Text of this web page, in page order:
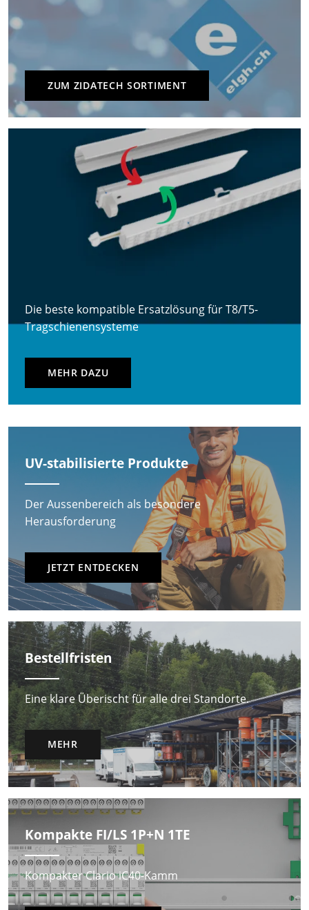
ZUM ZIDATECH SORTIMENT
Die beste kompatible Ersatzlösung für T8/T5-
Tragschienensysteme
MEHR DAZU
UV-stabilisierte Produkte
Der Aussenbereich als besondere
Herausforderung
JETZT ENTDECKEN
Bestellfristen
Eine klare Überischt für alle drei Standorte.
MEHR
Kompakte FI/LS 1P+N 1TE
Kompakter Clario iC40-Kamm